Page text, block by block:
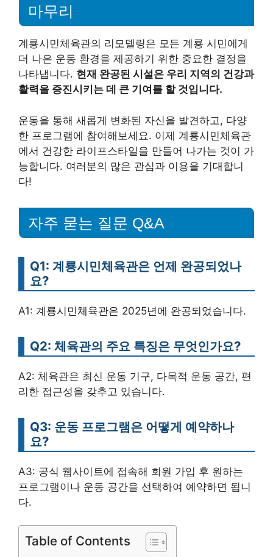
마무리
계룡시민체육관의 리모델링은 모든 계룡 시민에게
더 나은 운동 환경을 제공하기 위한 중요한 결정을
나타냅니다. 현재 완공된 시설은 우리 지역의 건강과
활력을 증진시키는 데 큰 기여를 할 것입니다.
운동을 통해 새롭게 변화된 자신을 발견하고, 다양
한 프로그램에 참여해보세요. 이제 계룡시민체육관
에서 건강한 라이프스타일을 만들어 나가는 것이 가
능합니다. 여러분의 많은 관심과 이용을 기대합니
다!
자주 묻는 질문 Q&A
Q1: 계룡시민체육관은 언제 완공되었나
요?
A1: 계룡시민체육관은 2025년에 완공되었습니다.
Q2: 체육관의 주요 특징은 무엇인가요?
A2: 체육관은 최신 운동 기구, 다목적 운동 공간, 편
리한 접근성을 갖추고 있습니다.
Q3: 운동 프로그램은 어떻게 예약하나
요?
A3: 공식 웹사이트에 접속해 회원 가입 후 원하는
프로그램이나 운동 공간을 선택하여 예약하면 됩니
다.
Table of Contents